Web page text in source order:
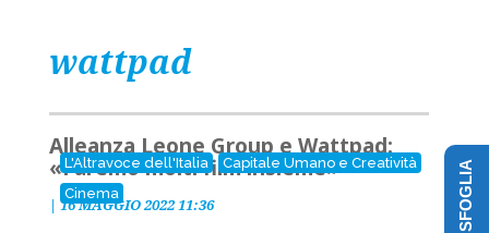
wattpad
L'Altravoce dell'Italia
Capitale Umano e Creatività
Cinema
Alleanza Leone Group e Wattpad:
«Faremo molti film insieme»
| 16 MAGGIO 2022 11:36 SFOGLIA